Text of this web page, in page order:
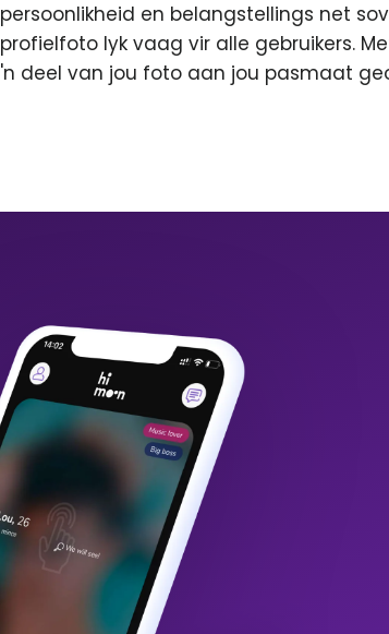
persoonlikheid en belangstellings net
profielfoto lyk vaag vir alle gebruikers.
'n deel van jou foto aan jou pasmaat